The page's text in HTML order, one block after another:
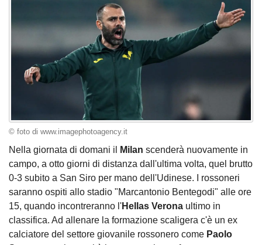
© foto di www.imagephotoagency.it
Nella giornata di domani il Milan scenderà nuovamente in
campo, a otto giorni di distanza dall'ultima volta, quel brutto
0-3 subito a San Siro per mano dell'Udinese. I rossoneri
saranno ospiti allo stadio "Marcantonio Bentegodi" alle ore
15, quando incontreranno l'Hellas Verona ultimo in
classifica. Ad allenare la formazione scaligera c'è un ex
calciatore del settore giovanile rossonero come Paolo